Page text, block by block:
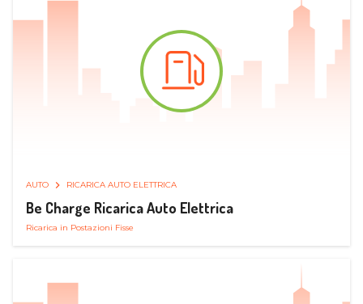
AUTO RICARICA AUTO ELETTRICA
Be Charge Ricarica Auto Elettrica
Ricarica in Postazioni Fisse